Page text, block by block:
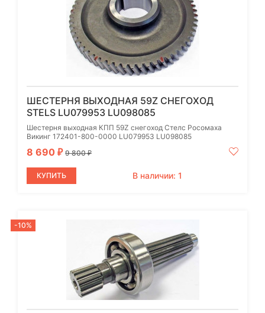
ШЕСТЕРНЯ ВЫХОДНАЯ 59Z СНЕГОХОД
STELS LU079953 LU098085
Шестерня выходная КПП 59Z снегоход Стелс Росомаха
Викинг 172401-800-0000 LU079953 LU098085
8 690 ₽ 9 800₽
КУПИТЬ В наличии: 1
-10%